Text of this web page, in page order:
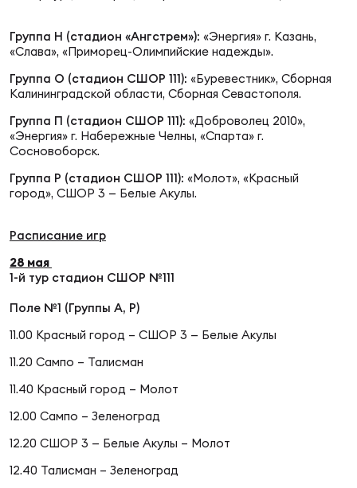
Группа Н (стадион «Ангстрем»): «Энергия» г. Казань,
«Слава», «Приморец-Олимпийские надежды».
Группа О (стадион СШОР 111): «Буревестник», Сборная
Калининградской области, Сборная Севастополя.
Группа П (стадион СШОР 111): «Доброволец 2010»,
«Энергия» г. Набережные Челны, «Спарта» г.
Сосновоборск.
Группа Р (стадион СШОР 111): «Молот», «Красный
город», СШОР 3 — Белые Акулы.
Расписание игр
28 мая
1-й тур стадион СШОР №111
Поле №1 (Группы А, Р)
11.00 Красный город – СШОР 3 — Белые Акулы
11.20 Сампо – Талисман
11.40 Красный город – Молот
12.00 Сампо – Зеленоград
12.20 СШОР 3 — Белые Акулы – Молот
12.40 Талисман – Зеленоград